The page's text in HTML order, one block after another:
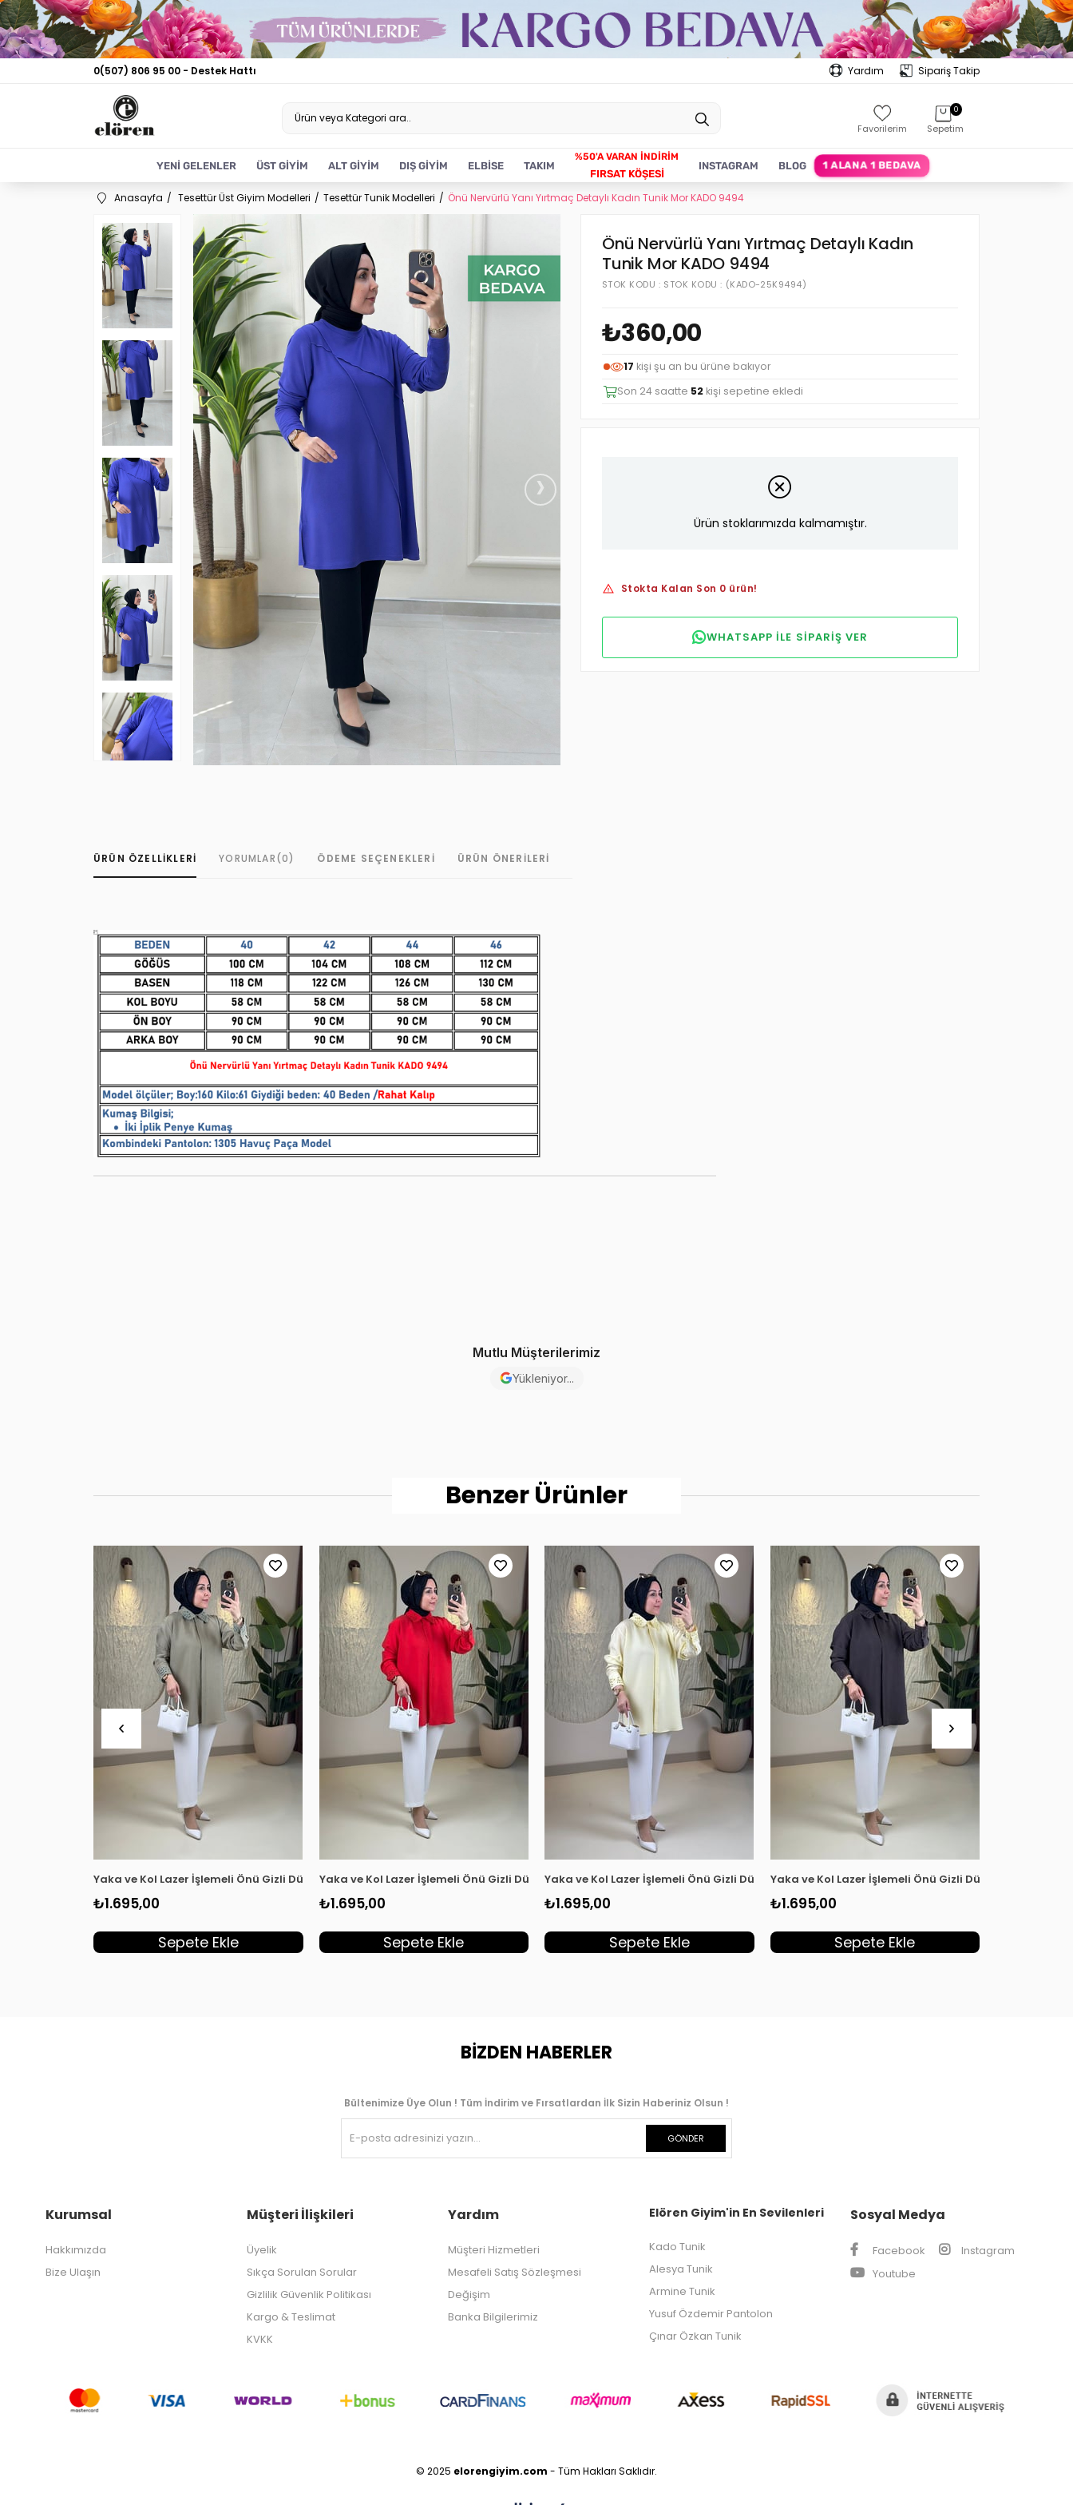
0(507) 806 95 00 - Destek Hattı Yardım Sipariş Takip
Sepetim
0
Favorilerim
YENİ GELENLER ÜST GİYİM ALT GİYİM DIŞ GİYİM ELBİSE TAKIM
FIRSAT KÖŞESİ
INSTAGRAM BLOG 1 ALANA 1 BEDAVA
Anasayfa Tesettür Üst Giyim Modelleri Tesettür Tunik Modelleri Önü Nervürlü Yanı Yırtmaç Detaylı Kadın Tunik Mor KADO 9494
›
Önü Nervürlü Yanı Yırtmaç Detaylı Kadın
Tunik Mor KADO 9494
(KADO-25K9494)
STOK KODU STOK KODU
₺360,00
17 kişi şu an bu ürüne bakıyor
Son 24 saatte 52 kişi sepetine ekledi
Ürün stoklarımızda kalmamıştır.
Stokta Kalan Son 0 ürün!
WHATSAPP ILE SIPARIŞ VER
ÜRÜN ÖZELLIKLERI YORUMLAR(0) ÖDEME SEÇENEKLERI ÜRÜN ÖNERILERI
Mutlu Müşterilerimiz
Yükleniyor...
Benzer Ürünler
Yaka ve Kol Lazer İşlemeli Önü Gizli Düğmeli Kadın Tunik Haki KSR 2003
₺1.695,00
Sepete Ekle
Yaka ve Kol Lazer İşlemeli Önü Gizli Düğmeli Kadın Tunik Kırmızı KSR 2003
₺1.695,00
Sepete Ekle
Yaka ve Kol Lazer İşlemeli Önü Gizli Düğmeli Kadın Tunik Sarı KSR 2003
₺1.695,00
Sepete Ekle
Yaka ve Kol Lazer İşlemeli Önü Gizli Düğmeli Kadın
₺1.695,00
Sepete Ekle
BİZDEN HABERLER
Bültenimize Üye Olun ! Tüm İndirim ve Fırsatlardan İlk Sizin Haberiniz Olsun !
GÖNDER
Kurumsal
Hakkımızda
Bize Ulaşın
Müşteri İlişkileri
Üyelik
Sıkça Sorulan Sorular
Gizlilik Güvenlik Politikası
Kargo & Teslimat
KVKK
Yardım
Müşteri Hizmetleri
Mesafeli Satış Sözleşmesi
Değişim
Banka Bilgilerimiz
Elören Giyim'in En Sevilenleri
Kado Tunik
Alesya Tunik
Armine Tunik
Yusuf Özdemir Pantolon
Çınar Özkan Tunik
Sosyal Medya
Facebook
Instagram
Youtube
© 2025 elorengiyim.com - Tüm Hakları Saklıdır.